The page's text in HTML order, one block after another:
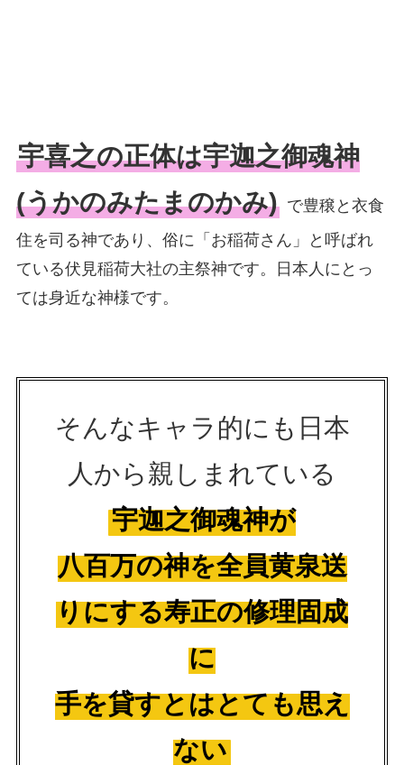
宇喜之の正体は宇迦之御魂神
(うかのみたまのかみ) で豊穣と衣食
住を司る神であり、俗に「お稲荷さん」と呼ばれ
ている伏見稲荷大社の主祭神です。日本人にとっ
ては身近な神様です。
そんなキャラ的にも日本
人から親しまれている
宇迦之御魂神が
八百万の神を全員黄泉送
りにする寿正の修理固成
に
手を貸すとはとても思え
ない